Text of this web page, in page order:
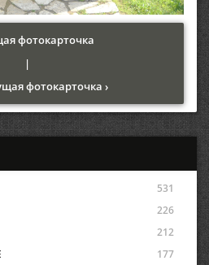
фотокарточка
|
фотокарточка ›
531
226
212
177